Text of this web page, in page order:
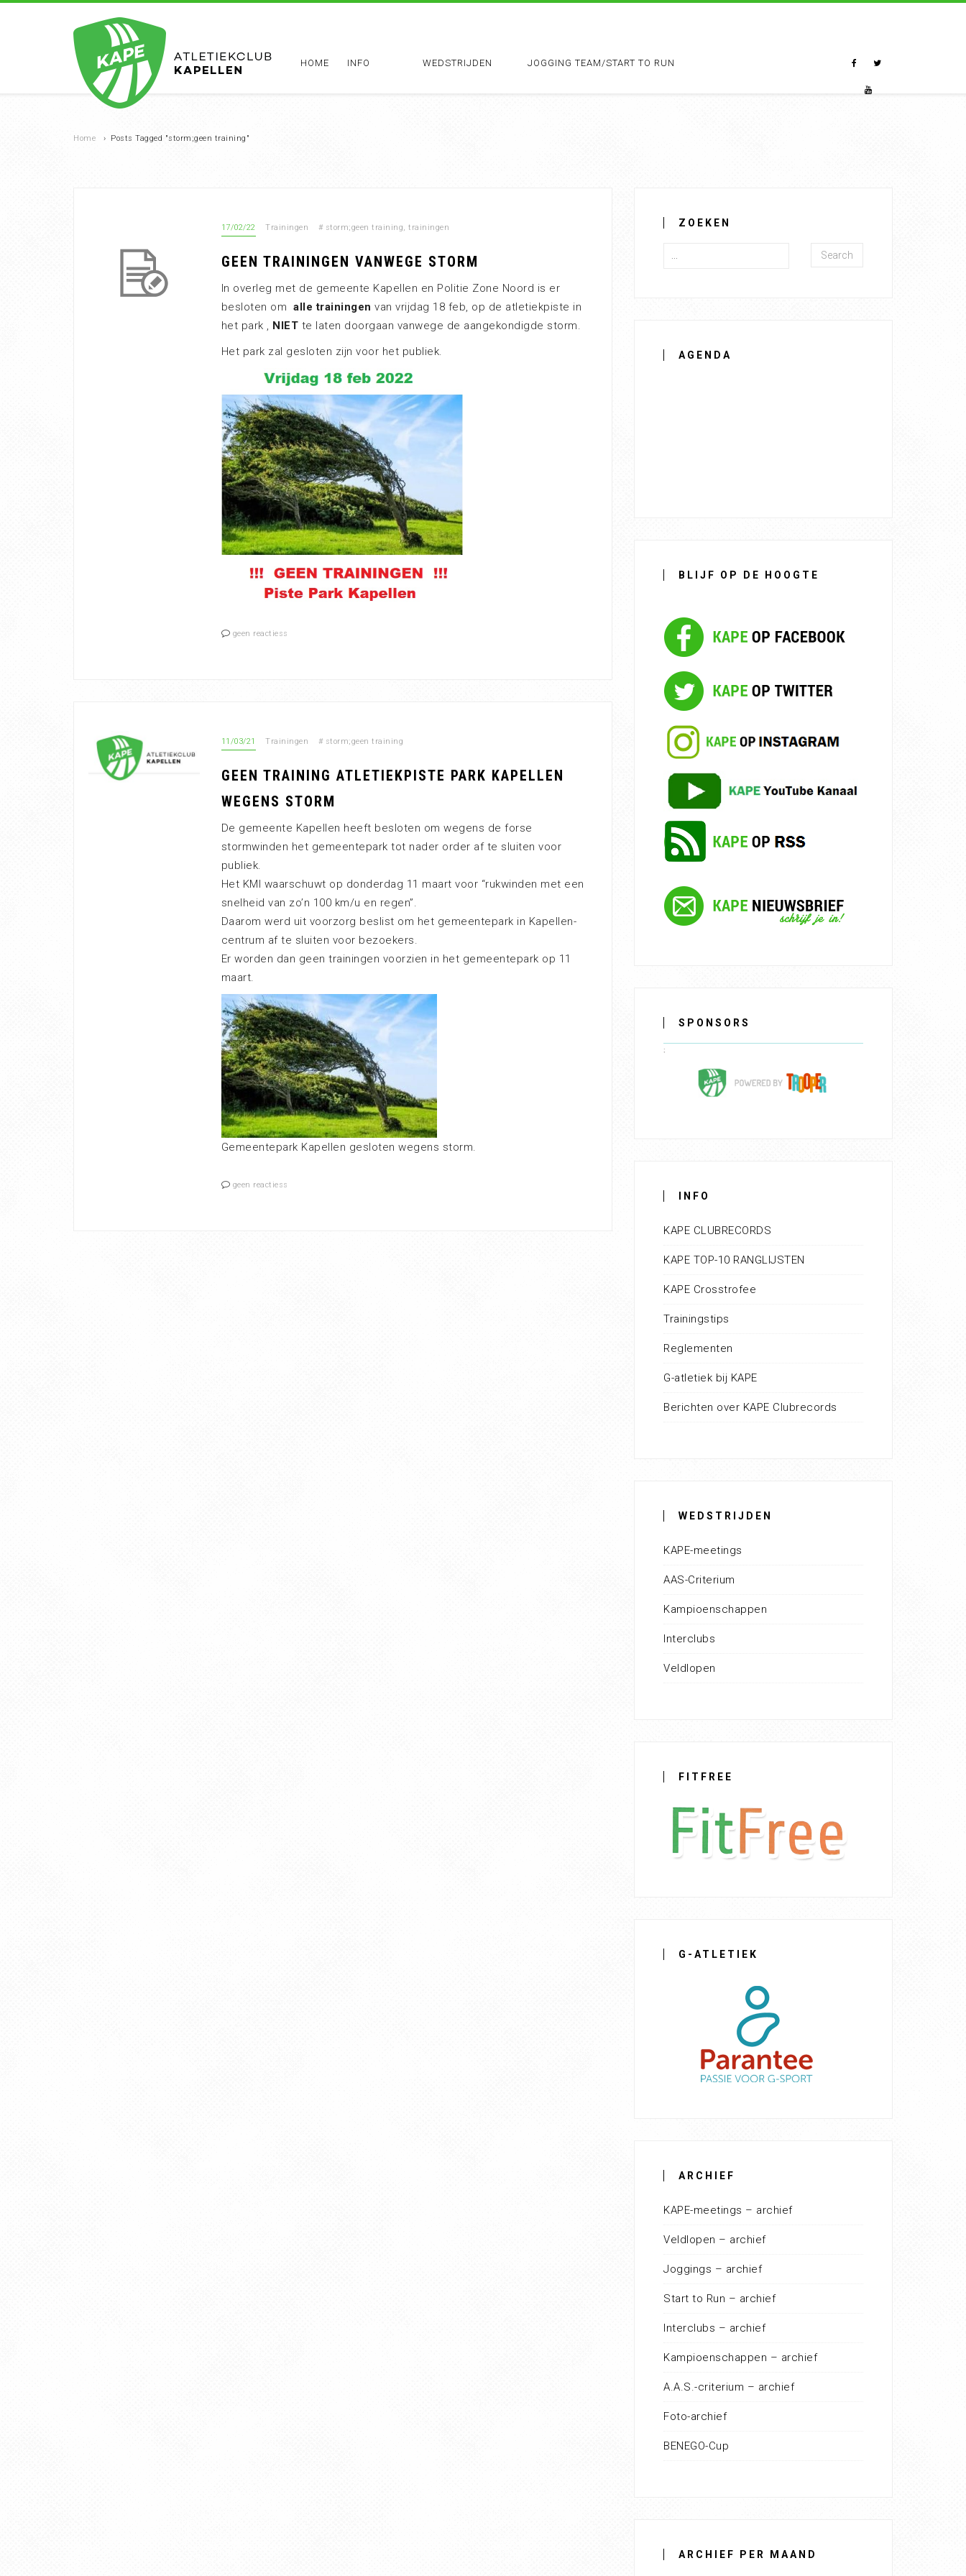
HOME INFO WEDSTRIJDEN JOGGING TEAM/START TO RUN
Home › Posts Tagged "storm;geen training"
17/02/22 Trainingen # storm;geen training, trainingen
GEEN TRAININGEN VANWEGE STORM
In overleg met de gemeente Kapellen en Politie Zone Noord is er
besloten om alle trainingen van vrijdag 18 feb, op de atletiekpiste in
het park , NIET te laten doorgaan vanwege de aangekondigde storm.
Het park zal gesloten zijn voor het publiek.
geen reactiess
11/03/21 Trainingen # storm;geen training
GEEN TRAINING ATLETIEKPISTE PARK KAPELLEN
WEGENS STORM
De gemeente Kapellen heeft besloten om wegens de forse
stormwinden het gemeentepark tot nader order af te sluiten voor
publiek.
Het KMI waarschuwt op donderdag 11 maart voor “rukwinden met een
snelheid van zo’n 100 km/u en regen”.
Daarom werd uit voorzorg beslist om het gemeentepark in Kapellen-
centrum af te sluiten voor bezoekers.
Er worden dan geen trainingen voorzien in het gemeentepark op 11
maart.
Gemeentepark Kapellen gesloten wegens storm.
geen reactiess
ZOEKEN
Search
AGENDA
BLIJF OP DE HOOGTE
SPONSORS
INFO
KAPE CLUBRECORDS
KAPE TOP-10 RANGLIJSTEN
KAPE Crosstrofee
Trainingstips
Reglementen
G-atletiek bij KAPE
Berichten over KAPE Clubrecords
WEDSTRIJDEN
KAPE-meetings
AAS-Criterium
Kampioenschappen
Interclubs
Veldlopen
FITFREE
G-ATLETIEK
ARCHIEF
KAPE-meetings – archief
Veldlopen – archief
Joggings – archief
Start to Run – archief
Interclubs – archief
Kampioenschappen – archief
A.A.S.-criterium – archief
Foto-archief
BENEGO-Cup
ARCHIEF PER MAAND